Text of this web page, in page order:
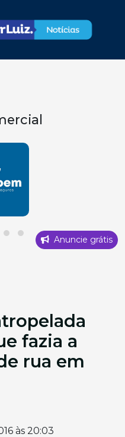
Anuncie grátis
fazia a
rua em
às 20:03